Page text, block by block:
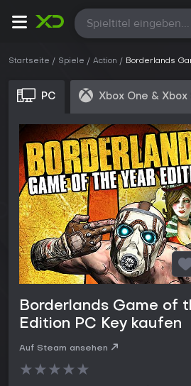
Alle
Startseite Spiele Action Borderlands
PC Xbox One &
Borderlands Game of
Edition PC Key kaufen
Auf Steam ansehen
★★★★★